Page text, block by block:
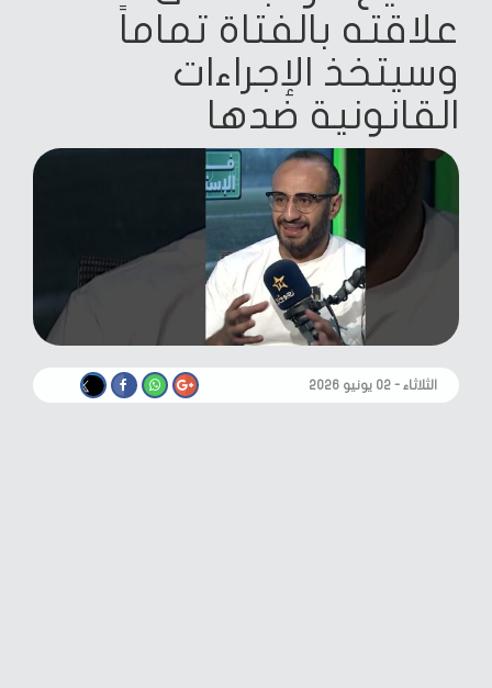
علاقته بالفتاة تماماً
وسيتخذ الإجراءات
القانونية ضدها
الثلاثاء - ٠٢ يونيو ٢٠٢٦